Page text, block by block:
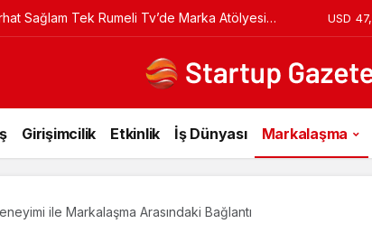
Hangi Veriyi Veriyorsun? Asıl Risk Ürettiğin USD
Girişimcilik Etkinlik İş Dünyası Markalaşma
ile Markalaşma Arasındaki Bağlantı